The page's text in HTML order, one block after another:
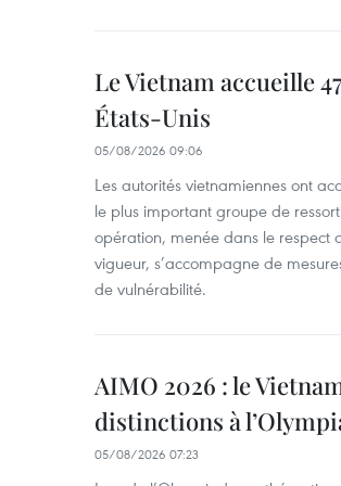
Le Vietnam accueille
États-Unis
05/08/2026 09:06
Les autorités vietnamiennes ont
le plus important groupe de
opération, menée dans le respect
vigueur, s’accompagne de
de vulnérabilité.
AIMO 2026 : le
distinctions à
05/08/2026 07:23